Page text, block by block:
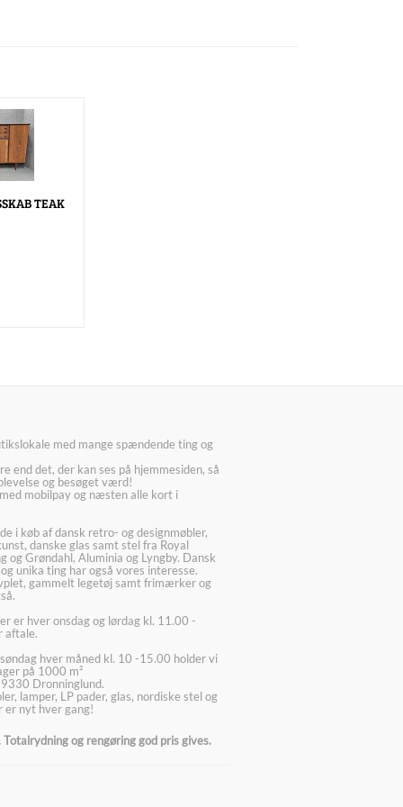
TEAK
med mange spændende ting og
end det, der kan ses på hjemmesiden, så
og besøget værd!
mobilpay og næsten alle kort i
i køb af dansk retro- og designmøbler,
danske glas samt stel fra Royal
og Grøndahl, Aluminia og Lyngby. Dansk
unika ting har også vores interesse.
gammelt legetøj samt frimærker og
er hver onsdag og lørdag kl. 11.00 -
aftale.
hver måned kl. 10 -15.00 holder vi
på 1000 m²
Dronninglund.
lamper, LP pader, glas, nordiske stel og
er nyt hver gang!
og rengøring god pris gives.